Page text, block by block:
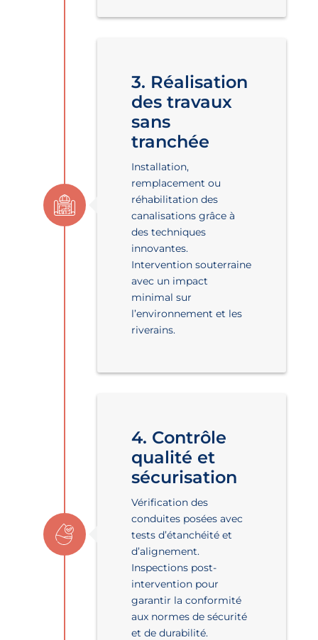
3. Réalisation
des travaux
sans
tranchée
Installation,
remplacement ou
réhabilitation des
canalisations grâce à
des techniques
innovantes.
Intervention souterraine
avec un impact
minimal sur
l’environnement et les
riverains.
4. Contrôle
qualité et
sécurisation
Vérification des
conduites posées avec
tests d’étanchéité et
d’alignement.
Inspections post-
intervention pour
garantir la conformité
aux normes de sécurité
et de durabilité.